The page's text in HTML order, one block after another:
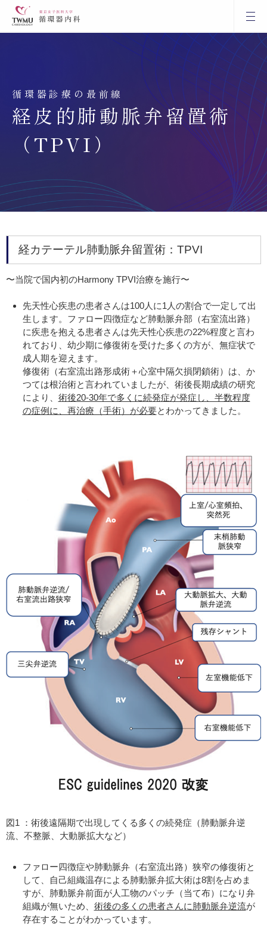
循環器診療の最前線
経皮的肺動脈弁留置術
（TPVI）
経カテーテル肺動脈弁留置術：TPVI
〜当院で国内初のHarmony TPVI治療を施行〜
先天性心疾患の患者さんは100人に1人の割合で一定して出
生します。ファロー四徴症など肺動脈弁部（右室流出路）
に疾患を抱える患者さんは先天性心疾患の22%程度と言わ
れており、幼少期に修復術を受けた多くの方が、無症状で
成人期を迎えます。
修復術（右室流出路形成術＋心室中隔欠損閉鎖術）は、か
つては根治術と言われていましたが、術後長期成績の研究
により、 術後20-30年で多くに続発症が発症し、半数程度
の症例に、再治療（手術）が必要とわかってきました。
図1 ：術後遠隔期で出現してくる多くの続発症（肺動脈弁逆
流、不整脈、大動脈拡大など）
ファロー四徴症や肺動脈弁（右室流出路）狭窄の修復術と
して、自己組織温存による肺動脈弁拡大術は8割を占めま
すが、肺動脈弁前面が人工物のパッチ（当て布）になり弁
組織が無いため、 術後の多くの患者さんに肺動脈弁逆流が
存在することがわかっています。